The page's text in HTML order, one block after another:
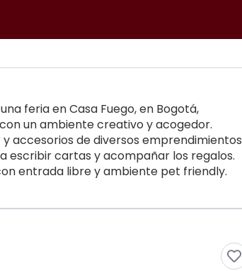
feria en Casa Fuego, en Bogotá,
un ambiente creativo y acogedor.
accesorios de diversos emprendimientos
escribir cartas y acompañar los regalos.
entrada libre y ambiente pet friendly.